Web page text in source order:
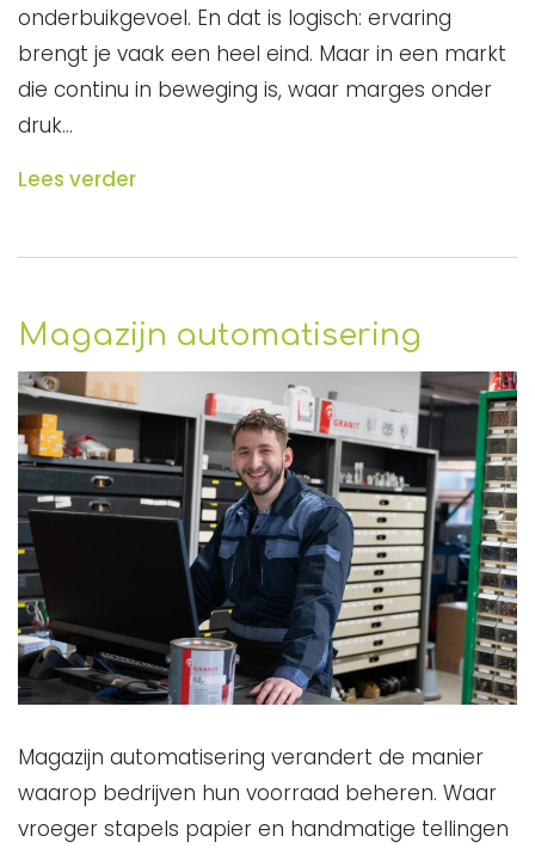
onderbuikgevoel. En dat is logisch: ervaring
brengt je vaak een heel eind. Maar in een markt
die continu in beweging is, waar marges onder
druk…
Lees verder
Magazijn automatisering
Magazijn automatisering verandert de manier
waarop bedrijven hun voorraad beheren. Waar
vroeger stapels papier en handmatige tellingen